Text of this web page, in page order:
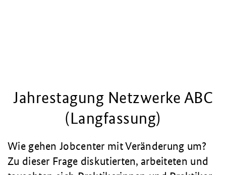
Jahrestagung Netzwerke ABC
(Langfassung)
Wie gehen Jobcenter mit Veränderung um?
Zu dieser Frage diskutierten, arbeiteten und